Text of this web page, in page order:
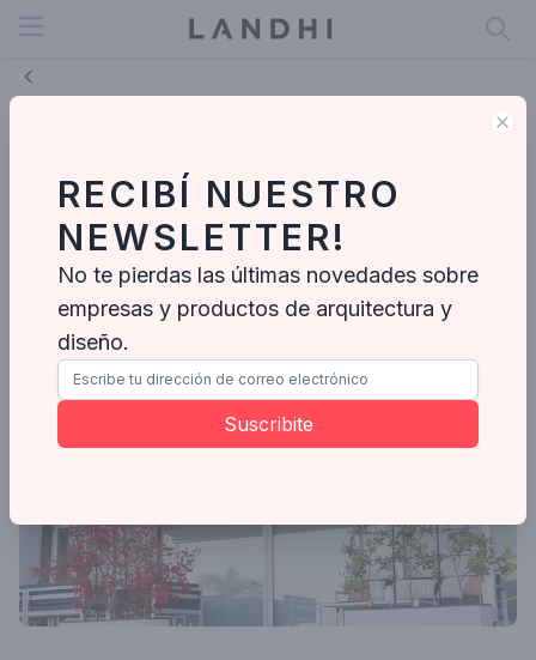
Open menu
una pérgola en un jardín, terraza ó
balcón.
Pia Lang
Oct 25, 2022 |4 min de lectura
RECIBÍ NUESTRO
NEWSLETTER!
No te pierdas las últimas novedades sobre
empresas y productos de arquitectura y
diseño.
Suscribite